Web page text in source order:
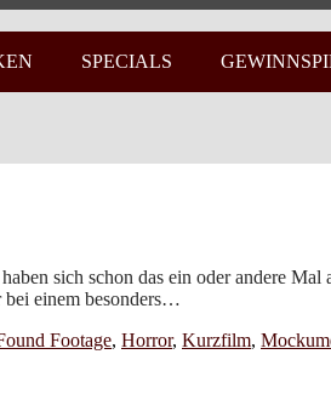
SPECIALS
sich schon das ein oder andere
einem besonders…
Footage, Horror, Kurzfilm,